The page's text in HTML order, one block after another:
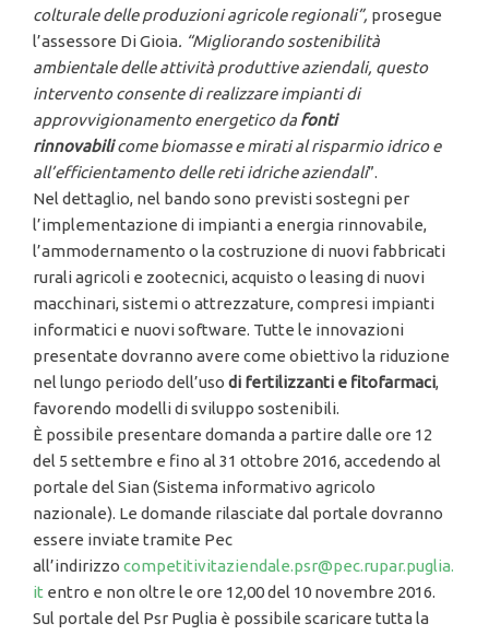
colturale delle produzioni agricole regionali”, prosegue
l’assessore Di Gioia. “Migliorandosostenibilità
ambientaledelle attività produttive aziendali, questo
intervento consente di realizzareimpianti di
approvvigionamento energetico da fonti
rinnovabilicome biomasse e mirati al risparmio idrico e
all’efficientamento delle reti idriche aziendali”.
Nel dettaglio, nel bando sono previsti sostegni per
l’implementazione di impianti a energia rinnovabile,
l’ammodernamento o la costruzione di nuovi fabbricati
rurali agricoli e zootecnici, acquisto o leasing di nuovi
macchinari, sistemi o attrezzature, compresi impianti
informatici e nuovi software. Tutte le innovazioni
presentate dovranno avere come obiettivo la riduzione
nel lungo periodo dell’uso di fertilizzanti e fitofarmaci,
favorendo modelli di sviluppo sostenibili.
È possibile presentare domanda a partire dalle ore 12
del 5 settembre e fino al 31 ottobre 2016, accedendo al
portale del Sian (Sistema informativo agricolo
nazionale). Le domande rilasciate dal portale dovranno
essere inviate tramite Pec
all’indirizzo competitivitaziendale.psr@pec.rupar.puglia.
it entro e non oltre le ore 12,00 del 10 novembre 2016.
Sul portale del Psr Puglia è possibile scaricare tutta la